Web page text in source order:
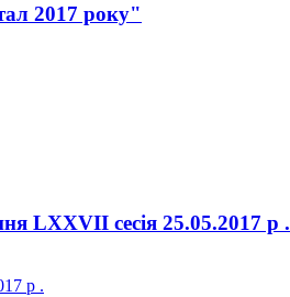
2017 року"
LXXVII сесія 25.05.2017 р .
р .